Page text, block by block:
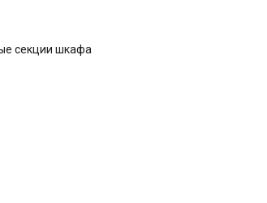
секции шкафа